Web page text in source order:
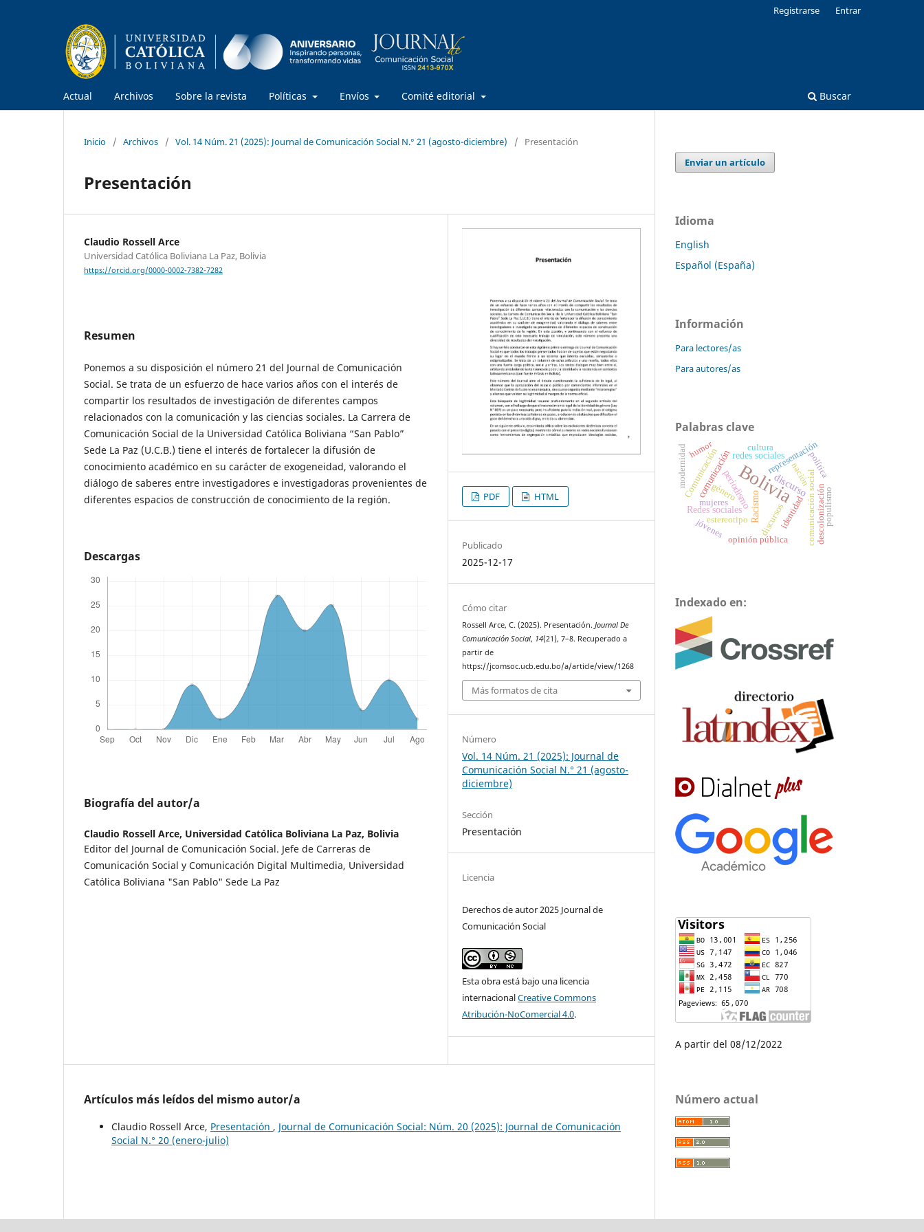
Actual Archivos Sobre la revista Políticas Envíos Comité editorial Buscar
Registrarse Entrar
Inicio / Archivos / Vol. 14 Núm. 21 (2025): Journal de Comunicación Social N.° 21 (agosto-diciembre) / Presentación
Presentación
Claudio Rossell Arce
Universidad Católica Boliviana La Paz, Bolivia
https://orcid.org/0000-0002-7382-7282
Resumen
Ponemos a su disposición el número 21 del Journal de Comunicación
Social. Se trata de un esfuerzo de hace varios años con el interés de
compartir los resultados de investigación de diferentes campos
relacionados con la comunicación y las ciencias sociales. La Carrera de
Comunicación Social de la Universidad Católica Boliviana “San Pablo”
Sede La Paz (U.C.B.) tiene el interés de fortalecer la difusión de
conocimiento académico en su carácter de exogeneidad, valorando el
diálogo de saberes entre investigadores e investigadoras provenientes de
diferentes espacios de construcción de conocimiento de la región.
Descargas
Biografía del autor/a
Claudio Rossell Arce, Universidad Católica Boliviana La Paz, Bolivia
Editor del Journal de Comunicación Social. Jefe de Carreras de
Comunicación Social y Comunicación Digital Multimedia, Universidad
Católica Boliviana "San Pablo" Sede La Paz
PDF HTML
Publicado
2025-12-17
Cómo citar
Rossell Arce, C. (2025). Presentación.Journal De
Comunicación Social, 14(21), 7–8. Recuperado a
partir de
https://jcomsoc.ucb.edu.bo/a/article/view/1268
Más formatos de cita
Número
Vol. 14 Núm. 21 (2025): Journal de
Comunicación Social N.° 21 (agosto-
diciembre)
Sección
Presentación
Licencia
Derechos de autor 2025 Journal de
Comunicación Social
Esta obra está bajo una licencia
internacionalCreative Commons
Atribución-NoComercial 4.0.
Artículos más leídos del mismo autor/a
Claudio Rossell Arce, Presentación , Journal de Comunicación Social: Núm. 20 (2025): Journal de Comunicación
Social N.° 20 (enero-julio)
Enviar un artículo
Idioma
English
Español (España)
Información
Para lectores/as
Para autores/as
Palabras clave
Bolivia
discurso
comunicaciónperiodismoRacismo
representación
Redes sociales
género
Comunicación
identidad
discursos
redes sociales
estereotipo comunicación social
nación
jóvenes
política
cultura
opinión pública
modernidadhumor
descolonizaciónpopulismo
mujeres
Indexado en:
A partir del 08/12/2022
Número actual